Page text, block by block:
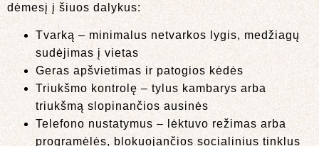
dėmesį į šiuos dalykus:
Tvarką – minimalus netvarkos lygis, medžiagų
sudėjimas į vietas
Geras apšvietimas ir patogios kėdės
Triukšmo kontrolę – tylus kambarys arba
triukšmą slopinančios ausinės
Telefono nustatymus – lėktuvo režimas arba
programėlės, blokuojančios socialinius tinklus